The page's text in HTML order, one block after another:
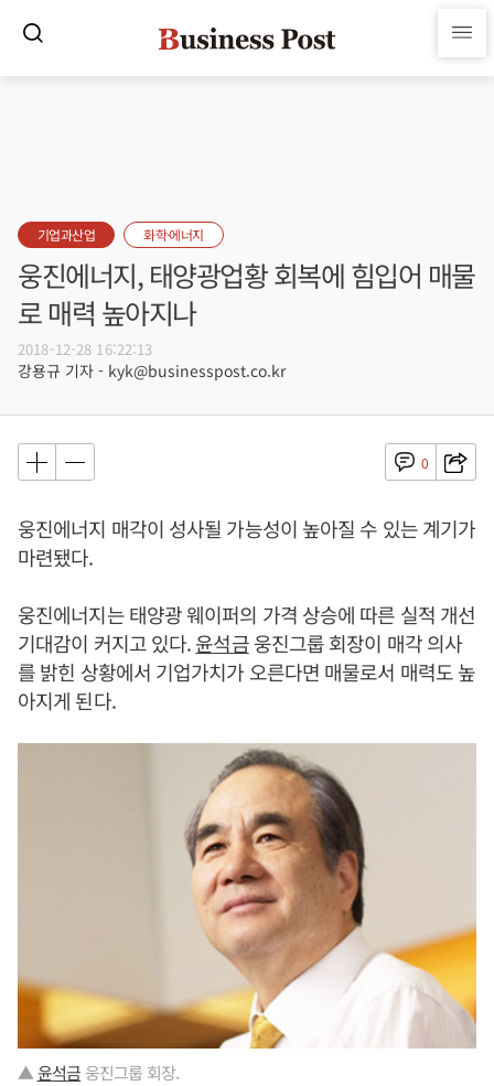
기업과산업 화학·에너지
웅진에너지, 태양광업황 회복에 힘입어 매물
로 매력 높아지나
2018-12-28 16:22:13
강용규 기자 - kyk@businesspost.co.kr
0
웅진에너지 매각이 성사될 가능성이 높아질 수 있는 계기가
마련됐다.
웅진에너지는 태양광 웨이퍼의 가격 상승에 따른 실적 개선
기대감이 커지고 있다.윤석금웅진그룹 회장이 매각 의사
를 밝힌 상황에서 기업가치가 오른다면 매물로서 매력도 높
아지게 된다.
▲윤석금 웅진그룹 회장.